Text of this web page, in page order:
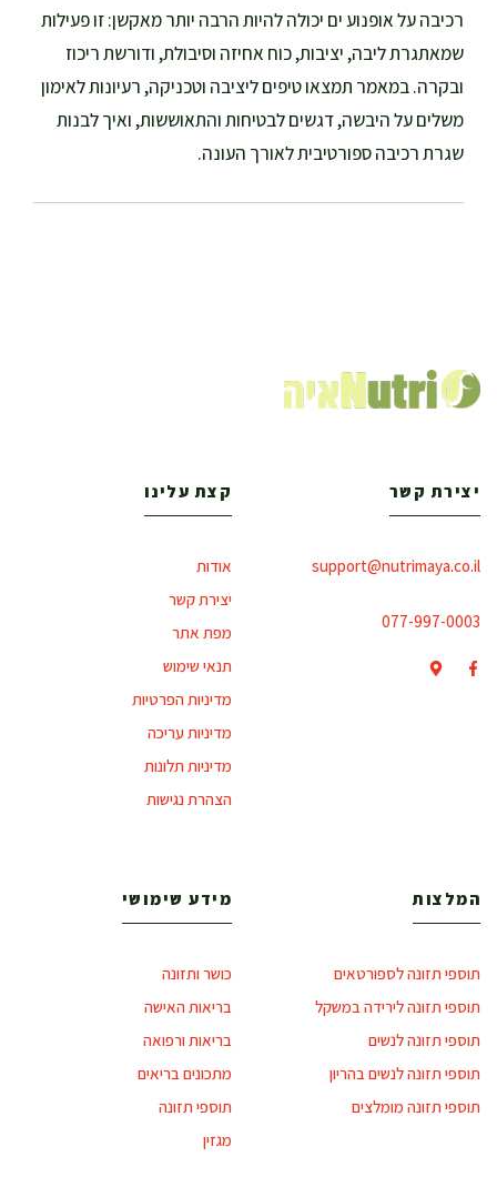
רכיבה על אופנוע ים יכולה להיות הרבה יותר מאקשן: זו פעילות
שמאתגרת ליבה, יציבות, כוח אחיזה וסיבולת, ודורשת ריכוז
ובקרה. במאמר תמצאו טיפים ליציבה וטכניקה, רעיונות לאימון
משלים על היבשה, דגשים לבטיחות והתאוששות, ואיך לבנות
שגרת רכיבה ספורטיבית לאורך העונה.
יצירת קשר
support@nutrimaya.co.il
077-997-0003
קצת עלינו
אודות
יצירת קשר
מפת אתר
תנאי שימוש
מדיניות הפרטיות
מדיניות עריכה
מדיניות תלונות
הצהרת נגישות
המלצות
תוספי תזונה לספורטאים
תוספי תזונה לירידה במשקל
תוספי תזונה לנשים
תוספי תזונה לנשים בהריון
תוספי תזונה מומלצים
מידע שימושי
כושר ותזונה
בריאות האישה
בריאות ורפואה
מתכונים בריאים
תוספי תזונה
מגזין